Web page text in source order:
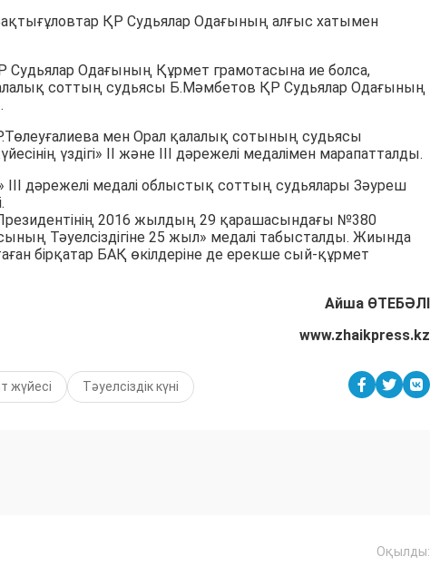
ҚР Судьялар Одағының алғыс хатымен
Одағының Құрмет грамотасына ие болса,
соттың судьясы Б.Мәмбетов ҚР Судьялар Одағының
мен Орал қалалық сотының судьясы
үздігі» ІІ және ІІІ дәрежелі медалімен марапатталды.
дәрежелі медалі облыстық соттың судьялары Зәуреш
Президентінің 2016 жылдың 29 қарашасындағы №380
Тәуелсіздігіне 25 жыл» медалі табысталды. Жиында
бірқатар БАҚ өкілдеріне де ерекше сый-құрмет
Айша ӨТЕБӘЛІ
www.zhaikpress.kz
жүйесі Тəуелсіздік күні
Оқылды: